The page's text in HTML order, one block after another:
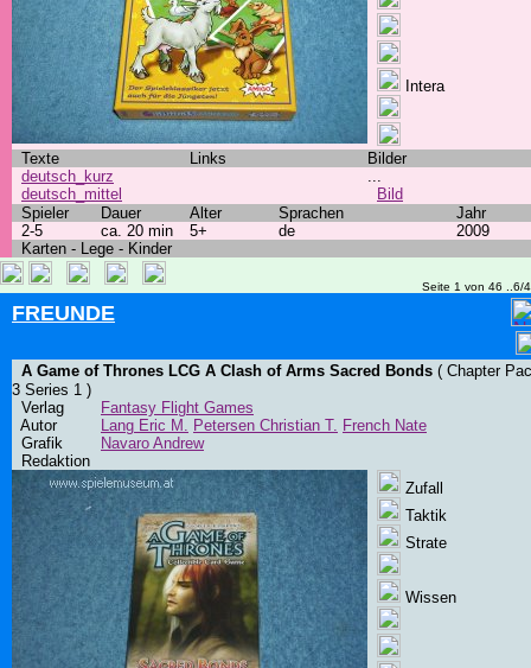
Intera
Texte Links
Bilder
deutsch_kurz
deutsch_mittel
...
Bild
Spieler
Dauer Alter Sprachen
Jahr
2-5
ca. 20 min 5+ de
2009
Karten - Lege - Kinder
Seite 1 von 46 ..6/
FREUNDE
A Game of Thrones LCG A Clash of Arms Sacred Bonds ( Chapter
3 Series 1 )
Verlag
Fantasy Flight Games
Autor
Lang Eric M. Petersen Christian T. French Nate
Grafik
Navaro Andrew
Redaktion
Zufall
Taktik
Strate
Wissen